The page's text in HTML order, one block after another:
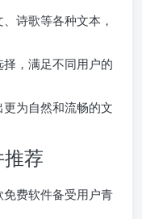
诗歌等各种文本，
择，满足不同用户的
更为自然和流畅的文
荐
费软件备受用户青